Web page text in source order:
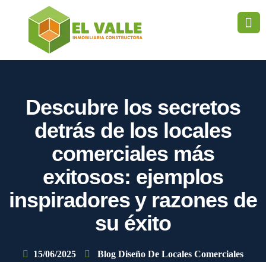
Descubre los secretos
detrás de los locales
comerciales más
exitosos: ejemplos
inspiradores y razones de
su éxito
15/06/2025 Blog Diseño De Locales Comerciales